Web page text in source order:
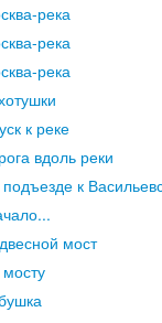
река
река
река
к реке
вдоль реки
к
мост